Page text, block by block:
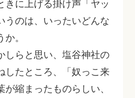
きに上げる掛け声「ヤッ
うのは、いったいどんな
。
らと思い、塩谷神社の
したところ、「奴っこ来
縮まったものらしい、